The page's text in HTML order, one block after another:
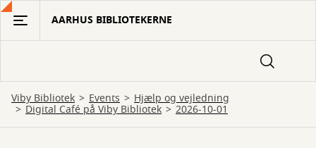
Gå
hovedindhold
AARHUS BIBLIOTEKERNE
Viby Bibliotek Events Hjælp og vejledning
Digital Café på Viby Bibliotek 2026-10-01